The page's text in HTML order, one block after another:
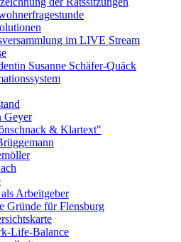
im LIVE Stream
Susanne Schäfer-Quäck
Geyer
& Klartext"
Arbeitgeber
Gründe für Flensburg
Life-Balance